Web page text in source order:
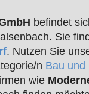
befindet
Sie
. Nutzen Sie
n Bau und
wie